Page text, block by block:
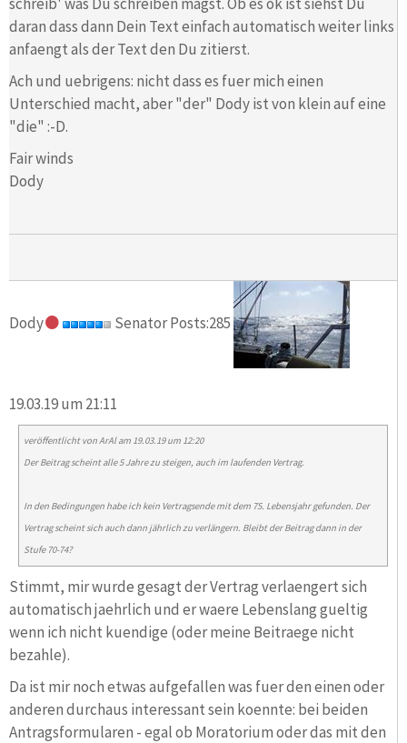
daran dass dann Dein Text einfach automatisch weiter links
anfaengt als der Text den Du zitierst.
Ach und uebrigens: nicht dass es fuer mich einen
Unterschied macht, aber "der" Dody ist von klein auf eine
"die" :-D.
Fair winds
Dody
Dody Senator Posts:285
19.03.19 um 21:11
veröffentlicht vonArAlam 19.03.19 um 12:20
Der Beitrag scheint alle 5 Jahre zu steigen, auch im laufenden Vertrag.
In den Bedingungen habe ich kein Vertragsende mit dem 75. Lebensjahr gefunden. Der
Vertrag scheint sich auch dann jährlich zu verlängern. Bleibt der Beitrag dann in der
Stufe 70-74?
Stimmt, mir wurde gesagt der Vertrag verlaengert sich
automatisch jaehrlich und er waere Lebenslang gueltig
wenn ich nicht kuendige (oder meine Beitraege nicht
bezahle).
Da ist mir noch etwas aufgefallen was fuer den einen oder
anderen durchaus interessant sein koennte: bei beiden
Antragsformularen - egal ob Moratorium oder das mit den